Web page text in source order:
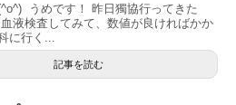
うめです！ 昨日獨協行ってきた
液検査してみて、数値が良ければかか
に行く...
記事を読む